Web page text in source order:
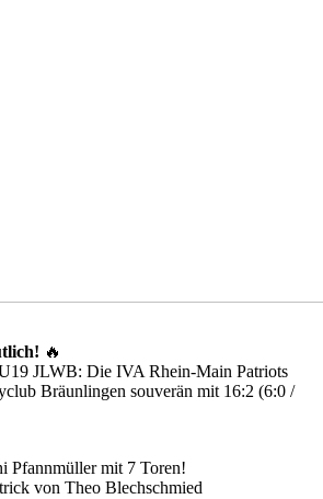
🔥
JLWB: Die IVA Rhein-Main Patriots
Bräunlingen souverän mit 16:2 (6:0 /
Pfannmüller mit 7 Toren!
von Theo Blechschmied